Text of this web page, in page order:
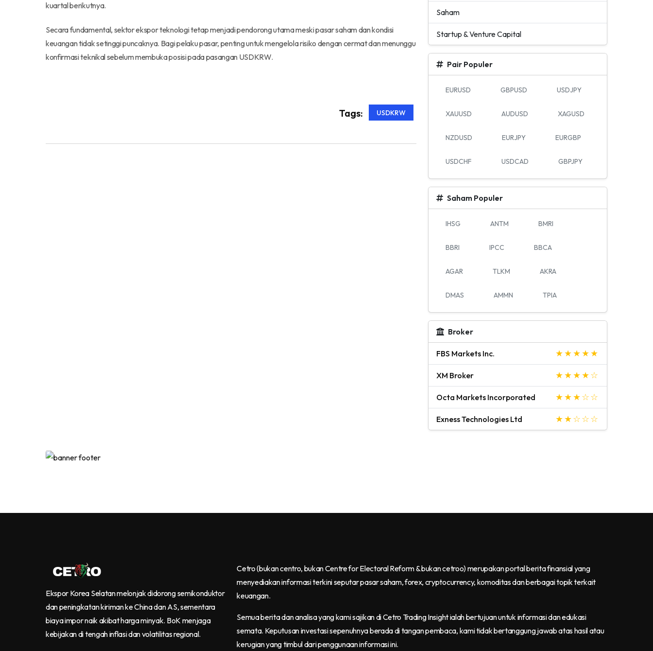
kuartal berikutnya.
Secara fundamental, sektor ekspor teknologi tetap menjadi pendorong utama meski pasar saham dan kondisi
keuangan tidak setinggi puncaknya. Bagi pelaku pasar, penting untuk mengelola risiko dengan cermat dan menunggu
konfirmasi teknikal sebelum membuka posisi pada pasangan USDKRW.
Tags: USDKRW
Saham
Startup & Venture Capital
Pair Populer
EURUSD GBPUSD USDJPY
XAUUSD AUDUSD XAGUSD
NZDUSD EURJPY EURGBP
USDCHF USDCAD GBPJPY
Saham Populer
IHSG ANTM BMRI
BBRI IPCC BBCA
AGAR TLKM AKRA
DMAS AMMN TPIA
Broker
FBS Markets Inc.
XM Broker
Octa Markets Incorporated
Exness Technologies Ltd
Ekspor Korea Selatan melonjak didorong semikonduktor
dan peningkatan kiriman ke China dan AS, sementara
biaya impor naik akibat harga minyak. BoK menjaga
kebijakan di tengah inflasi dan volatilitas regional.
Cetro(bukan centro, bukan Centre for Electoral Reform & bukan cetroo)merupakan portal berita finansial yang
menyediakan informasi terkini seputar pasar saham, forex, cryptocurrency, komoditas dan berbagai topik terkait
keuangan.
Semua berita dan analisa yang kami sajikan di Cetro Trading Insight ialah bertujuan untuk informasi dan edukasi
semata. Keputusan investasi sepenuhnya berada di tangan pembaca, kami tidak bertanggung jawab atas hasil atau
kerugian yang timbul dari penggunaan informasi ini.